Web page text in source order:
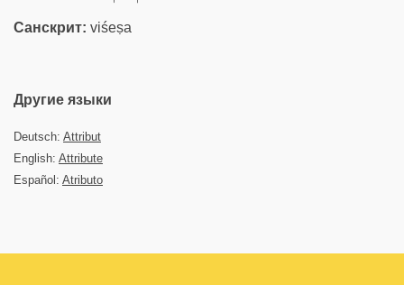
Санскрит: viśeṣa
Другие языки
Deutsch: Attribut
English: Attribute
Español: Atributo